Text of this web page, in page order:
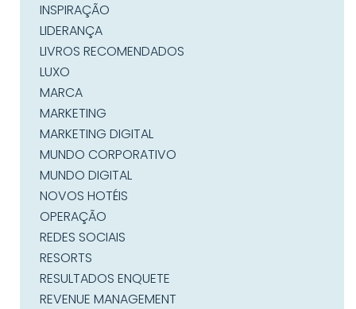
INSPIRAÇÃO
LIDERANÇA
LIVROS RECOMENDADOS
LUXO
MARCA
MARKETING
MARKETING DIGITAL
MUNDO CORPORATIVO
MUNDO DIGITAL
NOVOS HOTÉIS
OPERAÇÃO
REDES SOCIAIS
RESORTS
RESULTADOS ENQUETE
REVENUE MANAGEMENT